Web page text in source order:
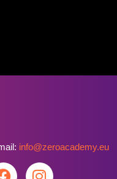
info@zeroacademy.eu